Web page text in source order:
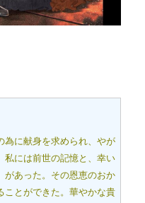
為に献身を求められ、やが
私には前世の記憶と、幸い
があった。その恩恵のおか
ことができた。華やかな貴